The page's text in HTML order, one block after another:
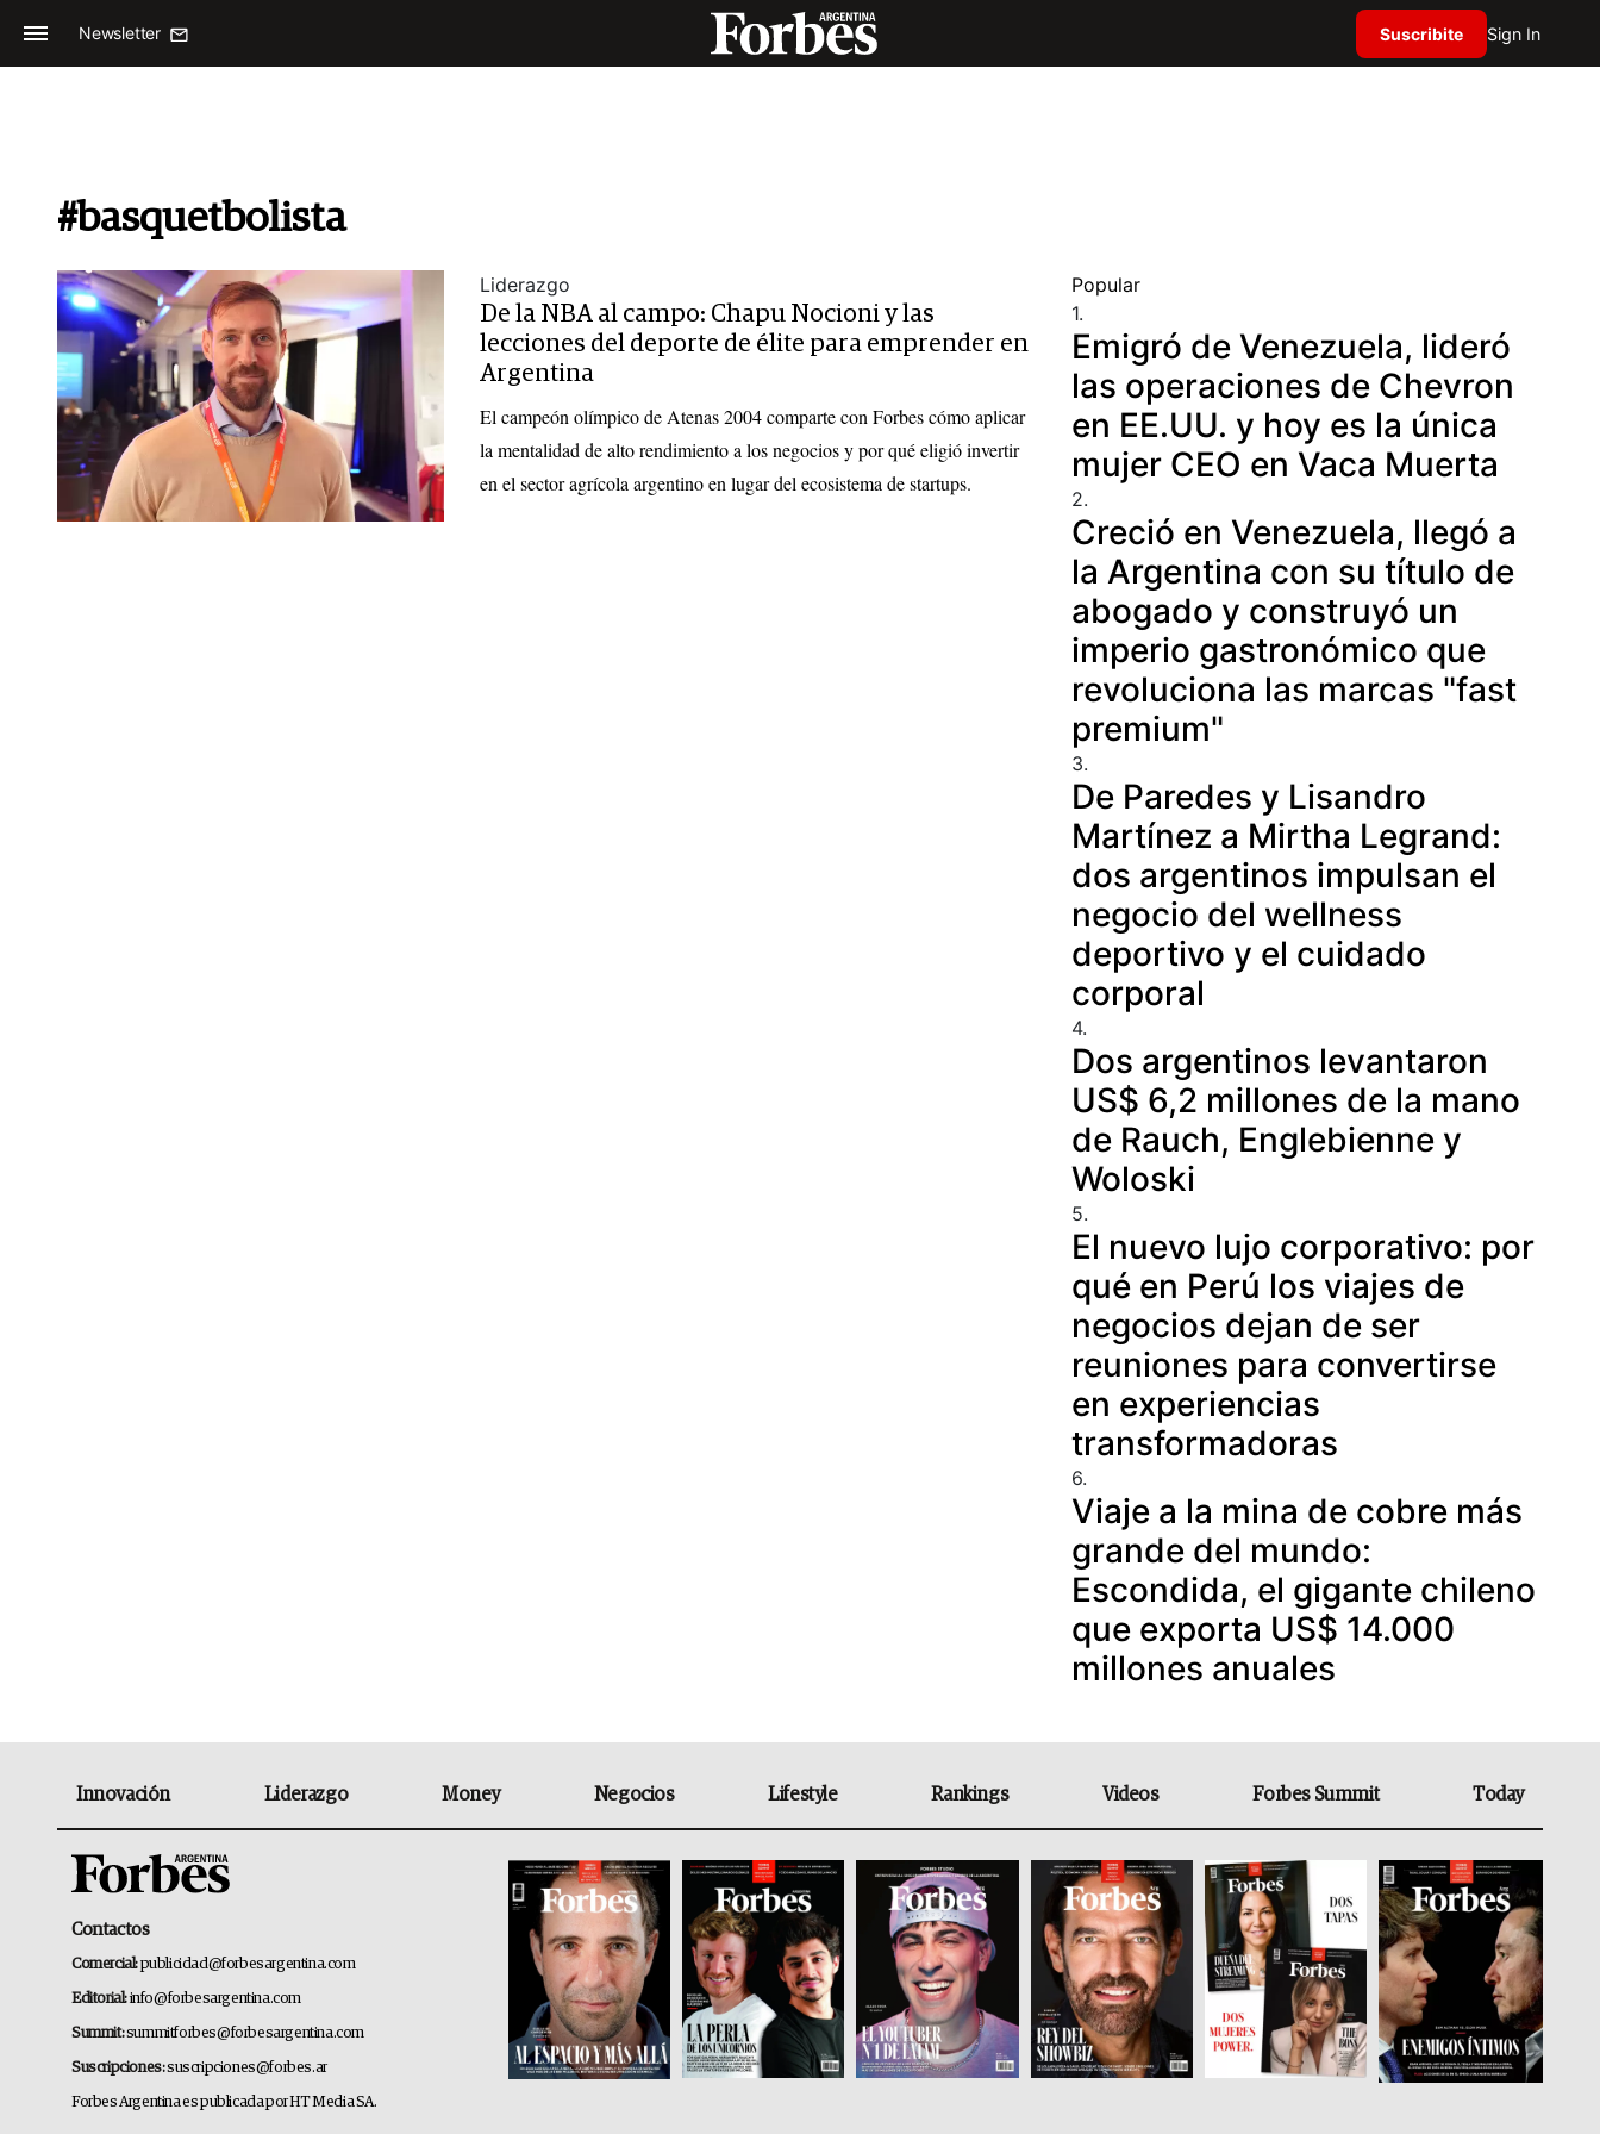
Newsletter Suscribite Sign In
#basquetbolista
Liderazgo
De la NBA al campo: Chapu Nocioni y las
lecciones del deporte de élite para emprender en
Argentina
El campeón olímpico de Atenas 2004 comparte con Forbes cómo aplicar
la mentalidad de alto rendimiento a los negocios y por qué eligió invertir
en el sector agrícola argentino en lugar del ecosistema de startups.
Popular
1.
Emigró de Venezuela, lideró
las operaciones de Chevron
en EE.UU. y hoy es la única
mujer CEO en Vaca Muerta
2.
Creció en Venezuela, llegó a
la Argentina con su título de
abogado y construyó un
imperio gastronómico que
revoluciona las marcas "fast
premium"
3.
De Paredes y Lisandro
Martínez a Mirtha Legrand:
dos argentinos impulsan el
negocio del wellness
deportivo y el cuidado
corporal
4.
Dos argentinos levantaron
US$ 6,2 millones de la mano
de Rauch, Englebienne y
Woloski
5.
El nuevo lujo corporativo: por
qué en Perú los viajes de
negocios dejan de ser
reuniones para convertirse
en experiencias
transformadoras
6.
Viaje a la mina de cobre más
grande del mundo:
Escondida, el gigante chileno
que exporta US$ 14.000
millones anuales
Innovación Liderazgo Money Negocios Lifestyle Rankings Videos Forbes Summit Today
Contactos
Comercial:publicidad@forbesargentina.com
Editorial:info@forbesargentina.com
Summit:summitforbes@forbesargentina.com
Suscripciones:suscripciones@forbes.ar
Forbes Argentina es publicada por HT Media SA.